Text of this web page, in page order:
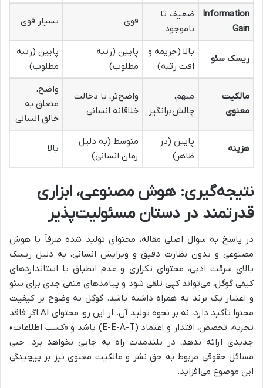
Information
Gain
ضعیف تا
ناموجود
قوی بسیار قوی
ریسک سئو
بالا (جریمه و
افت رتبه)
پایین (رتبه
مطلوب)
پایین (رتبه
مطلوب)
مالکیت
معنوی
مبهم،
چالش‌برانگیز
واضح‌تر، با دخالت
خلاقانه انسانی
واضح،
متعلق به
خالق انسانی
هزینه
پایین (در
ظاهر)
متوسط (به دلیل
زمان انسانی)
بالا
نتیجه‌گیری: هوش مصنوعی، ابزاری
قدرتمند در دستان مسئولیت‌پذیر
در پاسخ به سوال اصلی مقاله، محتوای تولید شده صرفاً با هوش
مصنوعی و بدون نظارت دقیق و ویرایش انسانی، به دلیل ریسک
بالای سرقت ادبی، محتوای تکراری و عدم انطباق با استانداردهای
کیفی گوگل، می‌تواند کپی تلقی شود و پیامدهای منفی جدی برای سئو
و اعتبار یک برند به همراه داشته باشد. گوگل به وضوح بر کیفیت
محتوا تأکید دارد، نه بر نحوه تولید آن. از این رو، محتوای AI اگر فاقد
تجربه، تخصص، اقتدار و اعتماد (E-E-A-T) باشد و «کسب اطلاعات»
جدیدی ارائه ندهد، در بلندمدت راه به جایی نخواهد برد. حتی
مسائل حقوقی مربوط به حق نشر و مالکیت معنوی نیز بر پیچیدگی
این موضوع می‌افزاید.